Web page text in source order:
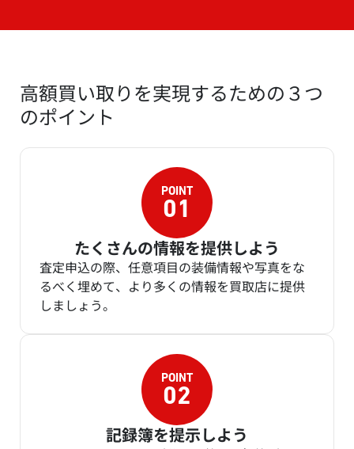
高額買い取りを実現するための３つ
のポイント
たくさんの情報を提供しよう
査定申込の際、任意項目の装備情報や写真をな
るべく埋めて、より多くの情報を買取店に提供
しましょう。
記録簿を提示しよう